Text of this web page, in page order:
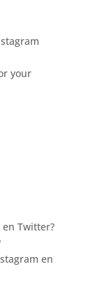
your
Twitter?
en